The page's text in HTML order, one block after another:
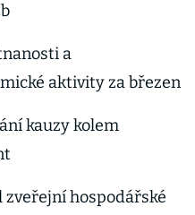
a
aktivity za březen
kauzy kolem
hospodářské